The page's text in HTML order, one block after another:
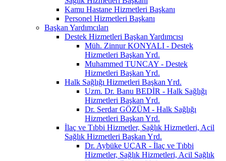
Kamu Hastane Hizmetleri Başkanı
Personel Hizmetleri Başkanı
Başkan Yardımcıları
Destek Hizmetleri Başkan Yardımcısı
Müh. Zinnur KONYALI - Destek
Hizmetleri Başkan Yrd.
Muhammed TUNCAY - Destek
Hizmetleri Başkan Yrd.
Halk Sağlığı Hizmetleri Başkan Yrd.
Uzm. Dr. Banu BEDİR - Halk Sağlığı
Hizmetleri Başkan Yrd.
Dr. Serdar GÖZÜM - Halk Sağlığı
Hizmetleri Başkan Yrd.
İlaç ve Tıbbi Hizmetler, Sağlık Hizmetleri, Acil
Sağlık Hizmetleri Başkan Yrd.
Dr. Aybüke UÇAR - İlaç ve Tıbbi
Hizmetler, Sağlık Hizmetleri, Acil Sağlık